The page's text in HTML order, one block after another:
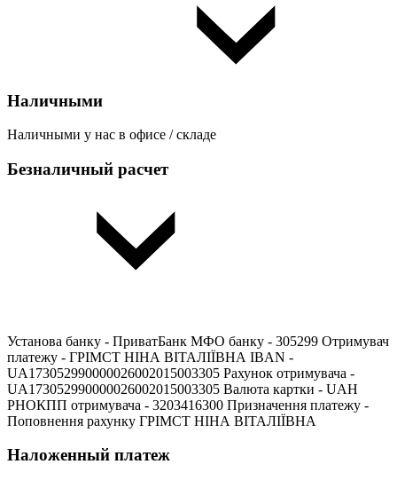
Наличными
Наличными у нас в офисе / складе
Безналичный расчет
Установа банку - ПриватБанк МФО банку - 305299 Отримувач
платежу - ГРІМСТ НІНА ВІТАЛІЇВНА IBAN -
UA173052990000026002015003305 Рахунок отримувача -
UA173052990000026002015003305 Валюта картки - UAH
РНОКПП отримувача - 3203416300 Призначення платежу -
Поповнення рахунку ГРІМСТ НІНА ВІТАЛІЇВНА
Наложенный платеж